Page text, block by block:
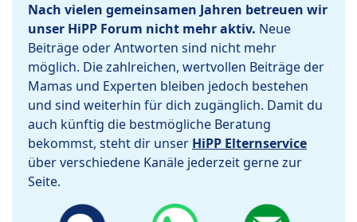
Nach vielen gemeinsamen Jahren betreuen wir
unser HiPP Forum nicht mehr aktiv. Neue
Beiträge oder Antworten sind nicht mehr
möglich. Die zahlreichen, wertvollen Beiträge der
Mamas und Experten bleiben jedoch bestehen
und sind weiterhin für dich zugänglich. Damit du
auch künftig die bestmögliche Beratung
bekommst, steht dir unser HiPP Elternservice
über verschiedene Kanäle jederzeit gerne zur
Seite.